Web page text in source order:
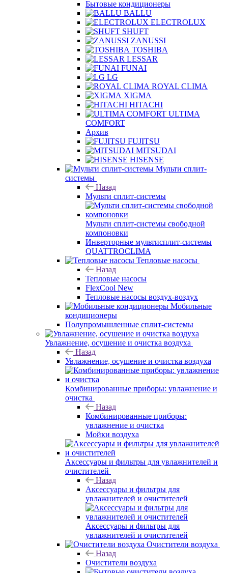
Бытовые кондиционеры
BALLU
ELECTROLUX
SHUFT
ZANUSSI
TOSHIBA
LESSAR
FUNAI
LG
ROYAL CLIMA
XIGMA
HITACHI
ULTIMA
COMFORT
Архив
FUJITSU
MITSUDAI
HISENSE
Мульти сплит-
системы
Назад
Мульти сплит-системы
Мульти сплит-системы свободной
компоновки
Инверторные мультисплит-системы
QUATTROCLIMA
Тепловые насосы
Назад
Тепловые насосы
FlexCool New
Тепловые насосы воздух-воздух
Мобильные
кондиционеры
Полупромышленные сплит-системы
Увлажнение, осушение и очистка воздуха
Назад
Увлажнение, осушение и очистка воздуха
Комбинированные приборы: увлажнение и
очистка
Назад
Комбинированные приборы:
увлажнение и очистка
Мойки воздуха
Аксессуары и фильтры для увлажнителей и
очистителей
Назад
Аксессуары и фильтры для
увлажнителей и очистителей
Аксессуары и фильтры для
увлажнителей и очистителей
Очистители воздуха
Назад
Очистители воздуха